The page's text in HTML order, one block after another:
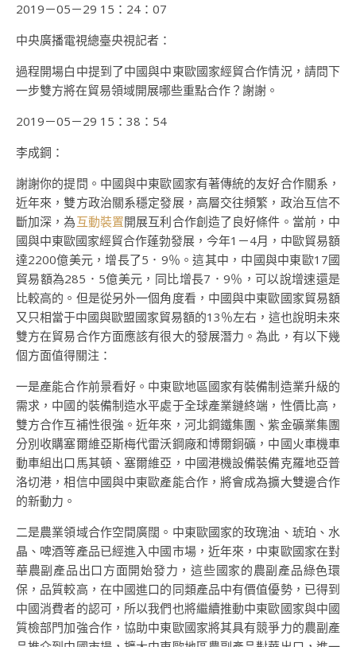
2019－05－29 15：24：07
中央廣播電視總臺央視記者：
過程開場白中提到了中國與中東歐國家經貿合作情況，請問下
一步雙方將在貿易領域開展哪些重點合作？謝謝。
2019－05－29 15：38：54
李成鋼：
謝謝你的提問。中國與中東歐國家有著傳統的友好合作關系，
近年來，雙方政治關系穩定發展，高層交往頻繁，政治互信不
斷加深，為互動裝置開展互利合作創造了良好條件。當前，中
國與中東歐國家經貿合作蓬勃發展，今年1－4月，中歐貿易額
達2200億美元，增長了5．9％。這其中，中國與中東歐17國
貿易額為285．5億美元，同比增長7．9％，可以說增速還是
比較高的。但是從另外一個角度看，中國與中東歐國家貿易額
又只相當于中國與歐盟國家貿易額的13％左右，這也說明未來
雙方在貿易合作方面應該有很大的發展潛力。為此，有以下幾
個方面值得關注：
一是產能合作前景看好。中東歐地區國家有裝備制造業升級的
需求，中國的裝備制造水平處于全球產業鏈終端，性價比高，
雙方合作互補性很強。近年來，河北鋼鐵集團、紫金礦業集團
分別收購塞爾維亞斯梅代雷沃鋼廠和博爾銅礦，中國火車機車
動車組出口馬其頓、塞爾維亞，中國港機設備裝備克羅地亞普
洛切港，相信中國與中東歐產能合作，將會成為擴大雙邊合作
的新動力。
二是農業領域合作空間廣闊。中東歐國家的玫瑰油、琥珀、水
晶、啤酒等產品已經進入中國市場，近年來，中東歐國家在對
華農副產品出口方面開始發力，這些國家的農副產品綠色環
保，品質較高，在中國進口的同類產品中有價值優勢，已得到
中國消費者的認可，所以我們也將繼續推動中東歐國家與中國
質檢部門加強合作，協助中東歐國家將其具有競爭力的農副產